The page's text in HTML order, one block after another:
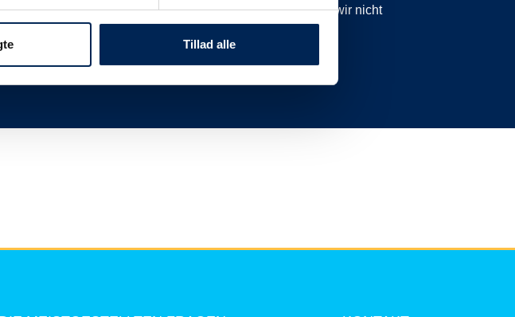
Tillad alle
zu folgen und uns nicht anzurufen oder zu schreiben, da wir nicht
als Sie hier lesen können.